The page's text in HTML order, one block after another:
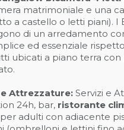
matrimoniale e una
a castello o letti piani). I
di un arredamento
ed essenziale
ubicati a piano terra
e Attrezzature: Servizi e
24h, bar, ristorante
adulti con adiacente